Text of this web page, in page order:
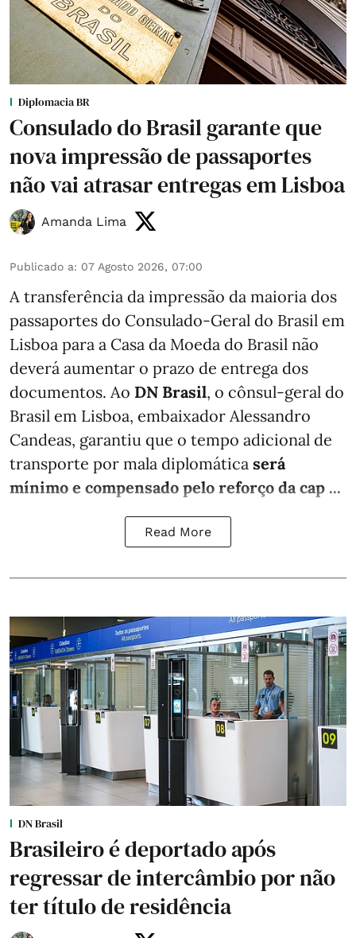
Diplomacia BR
Consulado do Brasil garante que
nova impressão de passaportes
não vai atrasar entregas em Lisboa
Amanda Lima
Publicado a: 07 Agosto 2026, 07:00
A transferência da impressão da maioria dos
passaportes do Consulado-Geral do Brasil em
Lisboa para a Casa da Moeda do Brasil não
deverá aumentar o prazo de entrega dos
documentos. Ao DN Brasil, o cônsul-geral do
Brasil em Lisboa, embaixador Alessandro
Candeas, garantiu que o tempo adicional de
transporte por mala diplomática será
mínimo e compensado pelo reforço da cap ...
Read More
DN Brasil
Brasileiro é deportado após
regressar de intercâmbio por não
ter título de residência